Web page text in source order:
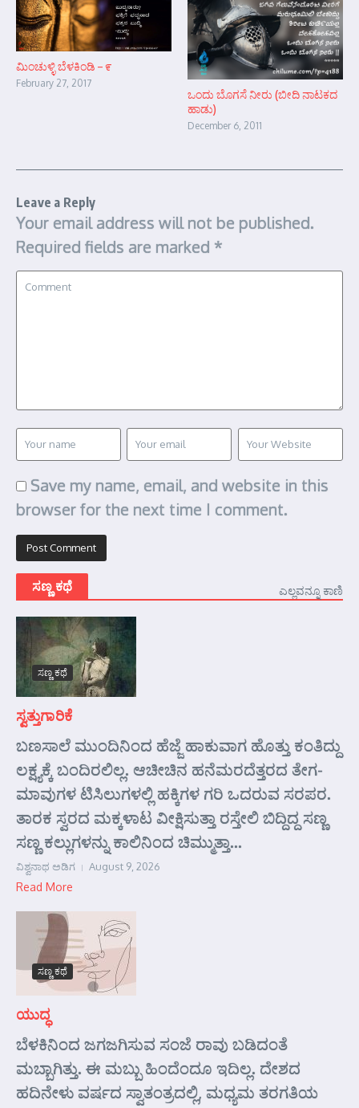
ಮಿಂಚುಳ್ಳಿ ಬೆಳಕಿಂಡಿ – ೯
February 27, 2017
ಒಂದು ಬೊಗಸೆ ನೀರು (ಬೀದಿ ನಾಟಕದ
ಹಾಡು)
December 6, 2011
Leave a Reply
Your email address will not be published.
Required fields are marked *
Save my name, email, and website in this
browser for the next time I comment.
ಸಣ್ಣ ಕಥೆ ಎಲ್ಲವನ್ನೂ ಕಾಣಿ
ಸಣ್ಣ ಕಥೆ
ಸ್ವತ್ತುಗಾರಿಕೆ
ಬಣಸಾಲೆ ಮುಂದಿನಿಂದ ಹೆಜ್ಜೆ ಹಾಕುವಾಗ ಹೊತ್ತು ಕಂತಿದ್ದು
ಲಕ್ಷ್ಯಕ್ಕೆ ಬಂದಿರಲಿಲ್ಲ. ಆಚೀಚಿನ ಹನೆಮರದೆತ್ತರದ ತೇಗ-
ಮಾವುಗಳ ಟಿಸಿಲುಗಳಲ್ಲಿ ಹಕ್ಕಿಗಳ ಗರಿ ಒದರುವ ಸರಪರ.
ತಾರಕ ಸ್ವರದ ಮಕ್ಕಳಾಟ ವೀಕ್ಷಿಸುತ್ತಾ ರಸ್ತೇಲಿ ಬಿದ್ದಿದ್ದ ಸಣ್ಣ
ಸಣ್ಣ ಕಲ್ಲುಗಳನ್ನು ಕಾಲಿನಿಂದ ಚಿಮ್ಮುತ್ತಾ...
ವಿಶ್ವನಾಥ ಅಡಿಗ August 9, 2026
Read More
ಸಣ್ಣ ಕಥೆ
ಯುದ್ಧ
ಬೆಳಕಿನಿಂದ ಜಗಜಗಿಸುವ ಸಂಜೆ ರಾವು ಬಡಿದಂತೆ
ಮಬ್ಬಾಗಿತ್ತು. ಈ ಮಬ್ಬು ಹಿಂದೆಂದೂ ಇದಿಲ್ಲ. ದೇಶದ
ಹದಿನೇಳು ವರ್ಷದ ಸ್ವಾತಂತ್ರದಲ್ಲಿ, ಮಧ್ಯಮ ತರಗತಿಯ